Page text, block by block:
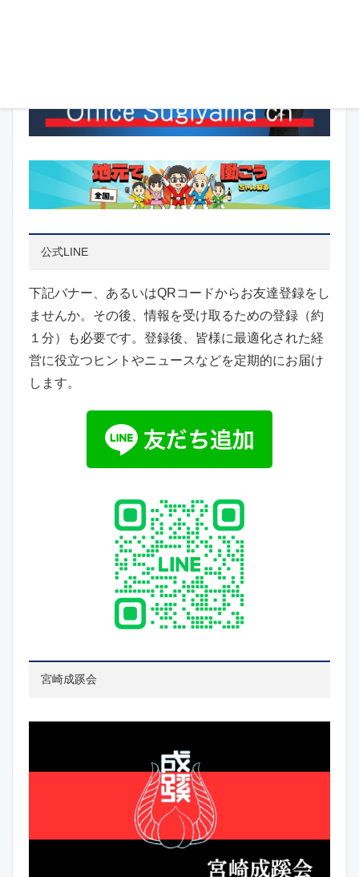
公式LINE
下記バナー、あるいはQRコードからお友達登録をし
ませんか。その後、情報を受け取るための登録（約
１分）も必要です。登録後、皆様に最適化された経
営に役立つヒントやニュースなどを定期的にお届け
します。
宮崎成蹊会